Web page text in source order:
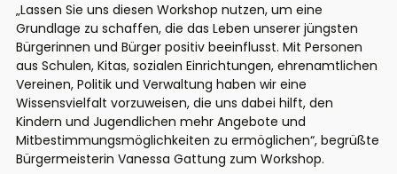
„Lassen Sie uns diesen Workshop nutzen, um eine
Grundlage zu schaffen, die das Leben unserer jüngsten
Bürgerinnen und Bürger positiv beeinflusst. Mit Personen
aus Schulen, Kitas, sozialen Einrichtungen, ehrenamtlichen
Vereinen, Politik und Verwaltung haben wir eine
Wissensvielfalt vorzuweisen, die uns dabei hilft, den
Kindern und Jugendlichen mehr Angebote und
Mitbestimmungsmöglichkeiten zu ermöglichen“, begrüßte
Bürgermeisterin Vanessa Gattung zum Workshop.